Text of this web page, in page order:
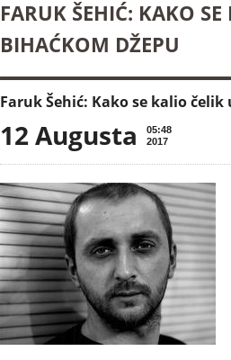
FARUK ŠEHIĆ: KAKO
BIHAĆKOM DŽEPU
Faruk Šehić: Kako se kalio
12 Augusta
05:48
2017